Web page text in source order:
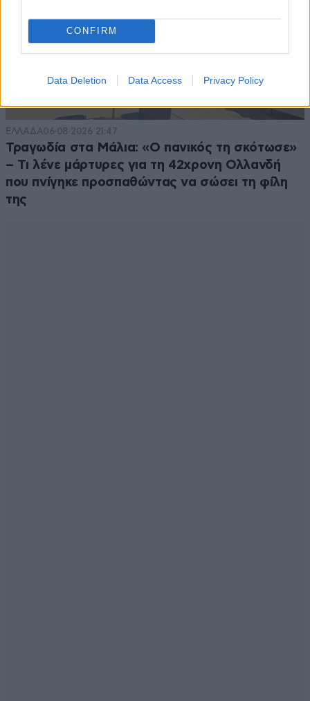
CONFIRM
Data Deletion Data Access Privacy Policy
ΕΛΛΑΔΑ06·08·2026 21:47
Τραγωδία στα Μάλια: «Ο πανικός τη σκότωσε»
– Τι λένε μάρτυρες για τη 42χρονη Ολλανδή
που πνίγηκε προσπαθώντας να σώσει τη φίλη
της